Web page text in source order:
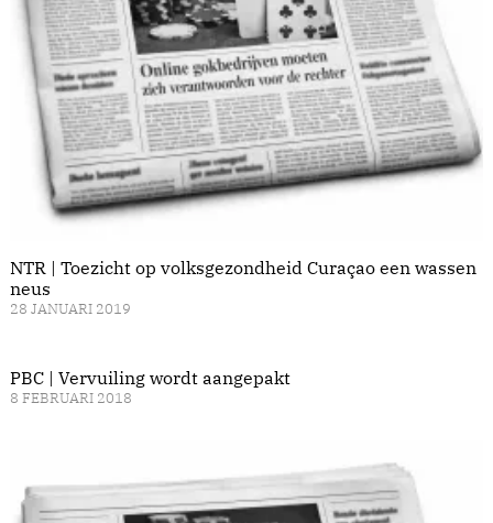
NTR | Toezicht op volksgezondheid Curaçao een wassen
neus
28 JANUARI 2019
PBC | Vervuiling wordt aangepakt
8 FEBRUARI 2018